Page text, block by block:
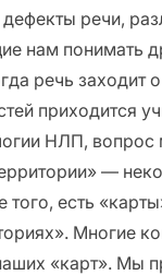
речи,
нам понимать
речь
приходится
НЛП,
—
есть
Многие
«карт». Мы